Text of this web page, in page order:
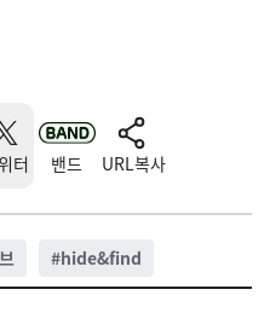
터 밴드 URL복사
#hide&find